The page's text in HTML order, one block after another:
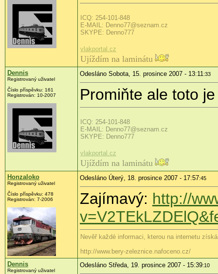
ICQ: 254-101-848
E-MAIL: Denno77@seznam.cz
SKYPE: Denno777
vlakportal.cz
Ujíždím na laminátu
Dennis
Registrovaný uživatel
Číslo příspěvku: 161
Registrován: 10-2007
Odesláno Sobota, 15. prosince 2007 - 13:11:33
Promiňte ale toto
ICQ: 254-101-848
E-MAIL: Denno77@seznam.cz
SKYPE: Denno777
vlakportal.cz
Ujíždím na laminátu
Honzaloko
Registrovaný uživatel
Číslo příspěvku: 478
Registrován: 7-2006
Odesláno Úterý, 18. prosince 2007 - 17:57:45
Zajímavý: http://
Nevěř každé informaci, kterou na internetu
http://www.bery-zeleznice.nafoceno.cz/
Dennis
Registrovaný uživatel
Odesláno Středa, 19. prosince 2007 - 15:39:10